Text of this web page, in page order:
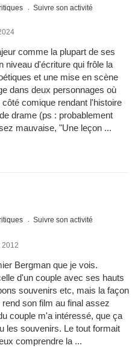
Suivre son activité
comme la plupart de ses
niveau d'écriture qui frôle la
et une mise en scène
dans deux personnages où
comique rendant l'histoire
drame (ps : probablement
mauvaise, "Une leçon ...
Suivre son activité
2012
Bergman que je vois.
d'un couple avec ses hauts
souvenirs etc, mais la façon
son film au final assez
couple m'a intéressé, que ça
les souvenirs. Le tout formait
comprendre la ...